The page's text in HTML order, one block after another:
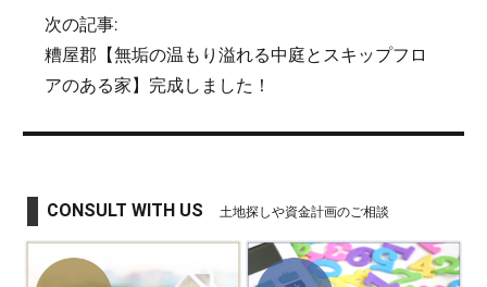
次の記事:
糟屋郡【無垢の温もり溢れる中庭とスキップフロ
アのある家】完成しました！
CONSULT WITH US 土地探しや資金計画のご相談